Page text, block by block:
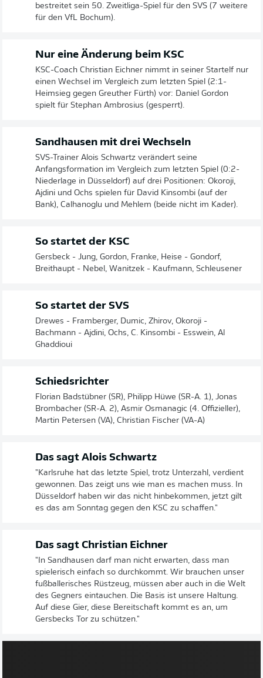
bestreitet sein 50. Zweitliga-Spiel für den SVS (7 weitere
für den VfL Bochum).
Nur eine Änderung beim KSC
KSC-Coach Christian Eichner nimmt in seiner Startelf nur
einen Wechsel im Vergleich zum letzten Spiel (2:1-
Heimsieg gegen Greuther Fürth) vor: Daniel Gordon
spielt für Stephan Ambrosius (gesperrt).
Sandhausen mit drei Wechseln
SVS-Trainer Alois Schwartz verändert seine
Anfangsformation im Vergleich zum letzten Spiel (0:2-
Niederlage in Düsseldorf) auf drei Positionen: Okoroji,
Ajdini und Ochs spielen für David Kinsombi (auf der
Bank), Calhanoglu und Mehlem (beide nicht im Kader).
So startet der KSC
Gersbeck - Jung, Gordon, Franke, Heise - Gondorf,
Breithaupt - Nebel, Wanitzek - Kaufmann, Schleusener
So startet der SVS
Drewes - Framberger, Dumic, Zhirov, Okoroji -
Bachmann - Ajdini, Ochs, C. Kinsombi - Esswein, Al
Ghaddioui
Schiedsrichter
Florian Badstübner (SR), Philipp Hüwe (SR-A. 1), Jonas
Brombacher (SR-A. 2), Asmir Osmanagic (4. Offizieller),
Martin Petersen (VA), Christian Fischer (VA-A)
Das sagt Alois Schwartz
"Karlsruhe hat das letzte Spiel, trotz Unterzahl, verdient
gewonnen. Das zeigt uns wie man es machen muss. In
Düsseldorf haben wir das nicht hinbekommen, jetzt gilt
es das am Sonntag gegen den KSC zu schaffen."
Das sagt Christian Eichner
"In Sandhausen darf man nicht erwarten, dass man
spielerisch einfach so durchkommt. Wir brauchen unser
fußballerisches Rüstzeug, müssen aber auch in die Welt
des Gegners eintauchen. Die Basis ist unsere Haltung.
Auf diese Gier, diese Bereitschaft kommt es an, um
Gersbecks Tor zu schützen."